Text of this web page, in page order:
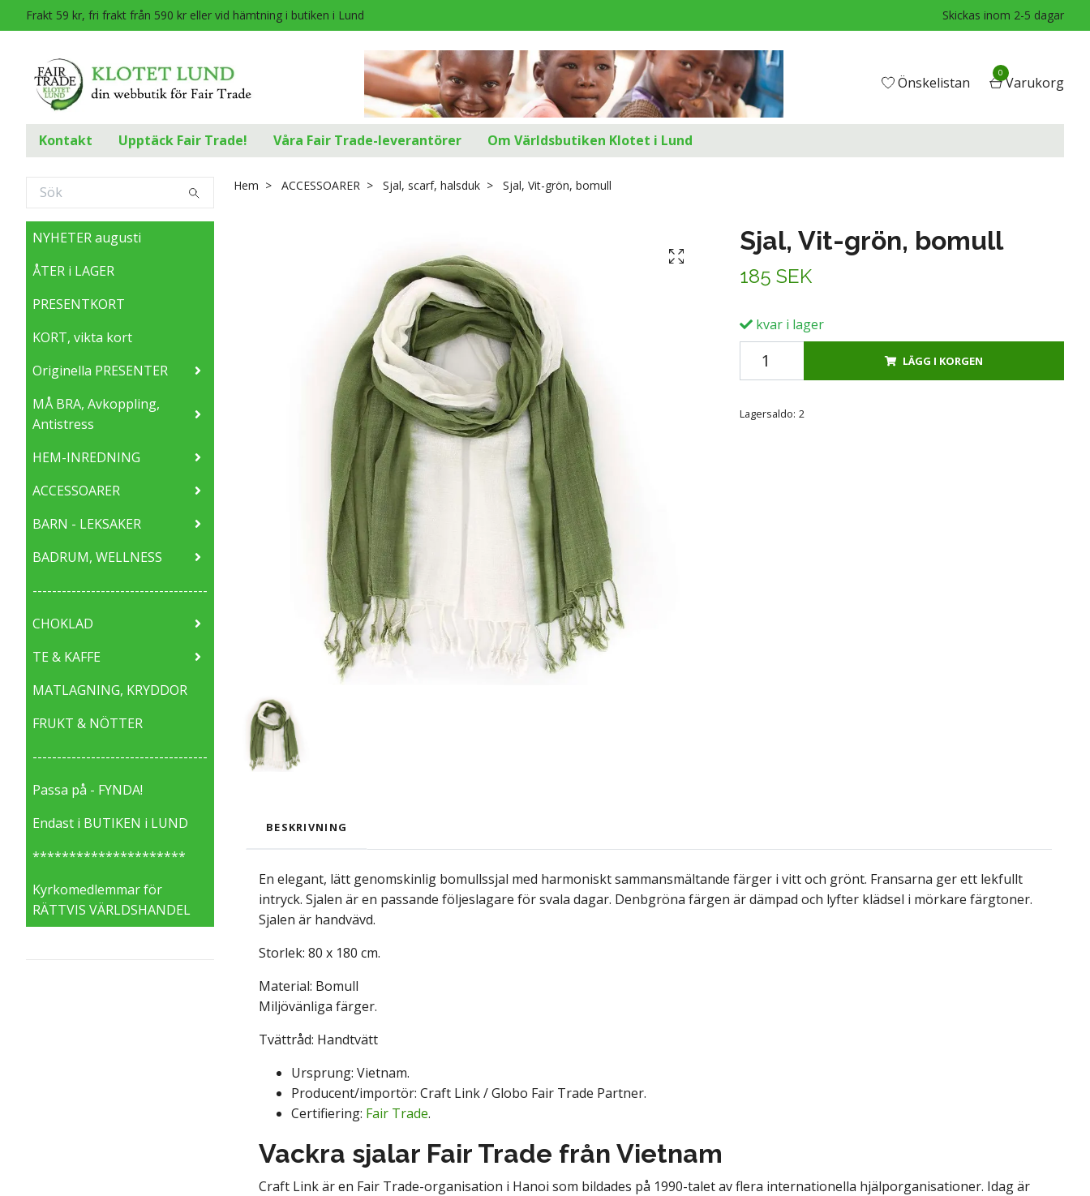
Frakt 59 kr, fri frakt från 590 kr eller vid hämtning i butiken i Lund Skickas inom 2-5 dagar
Önskelistan
0
Varukorg
Kontakt Upptäck Fair Trade! Våra Fair Trade-leverantörer Om Världsbutiken Klotet i Lund
NYHETER augusti
ÅTER i LAGER
PRESENTKORT
KORT, vikta kort
Originella PRESENTER
MÅ BRA, Avkoppling,
Antistress
HEM-INREDNING
ACCESSOARER
BARN - LEKSAKER
BADRUM, WELLNESS
------------------------------------
CHOKLAD
TE & KAFFE
MATLAGNING, KRYDDOR
FRUKT & NÖTTER
------------------------------------
Passa på - FYNDA!
Endast i BUTIKEN i LUND
*********************
Kyrkomedlemmar för
RÄTTVIS VÄRLDSHANDEL
Hem ACCESSOARER Sjal, scarf, halsduk Sjal, Vit-grön, bomull
Sjal, Vit-grön, bomull
185 SEK
kvar i lager
LÄGG I KORGEN
Lagersaldo: 2
BESKRIVNING
En elegant, lätt genomskinlig bomullssjal med harmoniskt sammansmältande färger i vitt och grönt. Fransarna ger ett lekfullt
intryck. Sjalen är en passande följeslagare för svala dagar. Denbgröna färgen är dämpad och lyfter klädsel i mörkare färgtoner.
Sjalen är handvävd.
Storlek: 80 x 180 cm.
Material: Bomull
Miljövänliga färger.
Tvättråd: Handtvätt
Ursprung: Vietnam.
Producent/importör: Craft Link / Globo Fair Trade Partner.
Certifiering: Fair Trade.
Vackra sjalar Fair Trade från Vietnam
Craft Link är en Fair Trade-organisation i Hanoi som bildades på 1990-talet av flera internationella hjälporganisationer. Idag är